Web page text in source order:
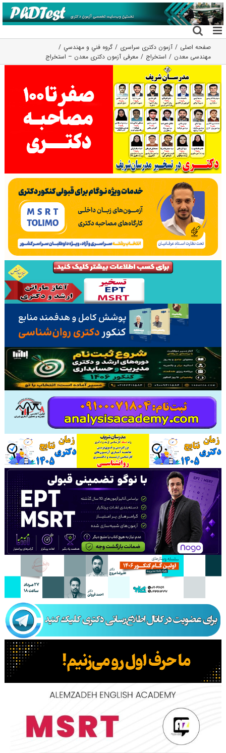
رفتن
به
محتوا
صفحه اصلی آزمون دکتری سراسری
گروه فني و مهندسي
مهندسی معدن
استخراج معرفی آزمون دکتری معدن – استخراج